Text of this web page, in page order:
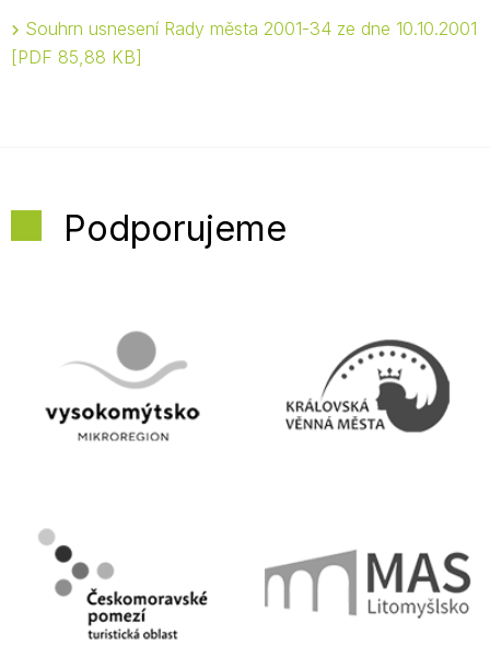
Souhrn usnesení Rady města 2001-34 ze dne 10.10.2001
PDF 85,88 KB
Podporujeme